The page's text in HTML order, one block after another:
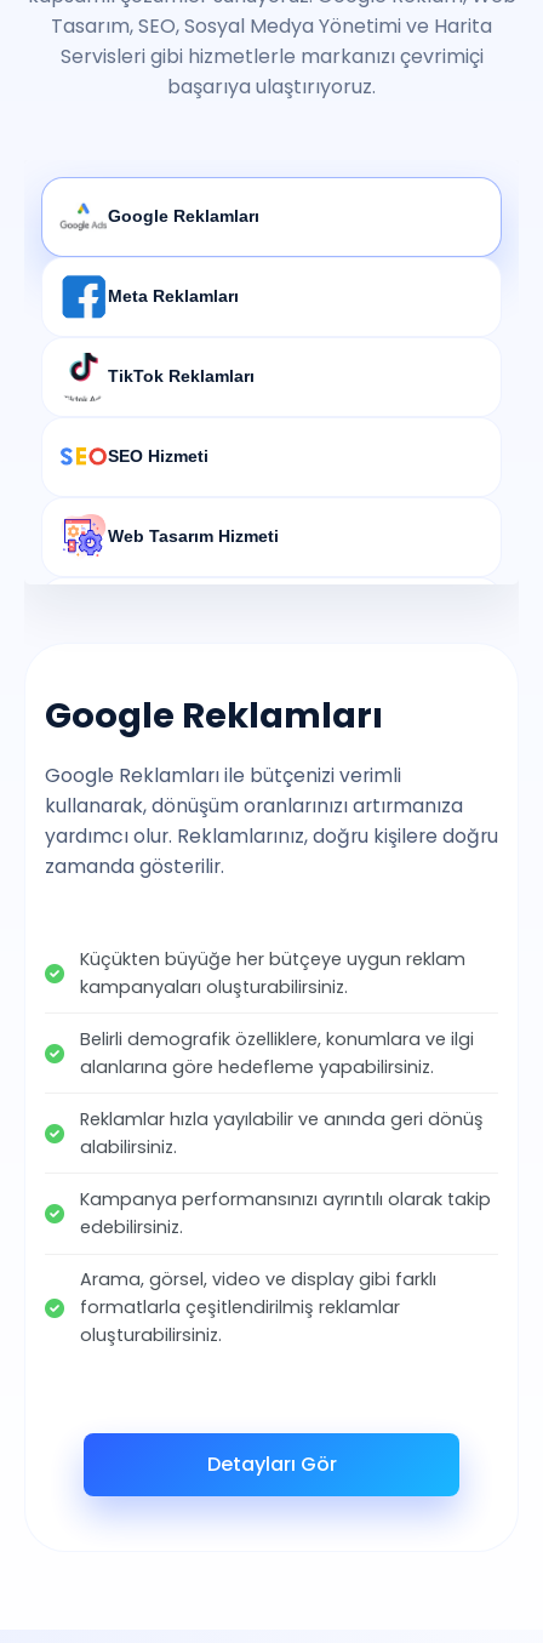
Tasarım, SEO, Sosyal Medya Yönetimi ve Harita
Servisleri gibi hizmetlerle markanızı çevrimiçi
başarıya ulaştırıyoruz.
Google Reklamları
Meta Reklamları
TikTok Reklamları
SEO Hizmeti
Web Tasarım Hizmeti
Facebook Harita Kayıt
Instagram Harita Kayıt
Google Reklamları
Google Reklamları ile bütçenizi verimli
kullanarak, dönüşüm oranlarınızı artırmanıza
yardımcı olur. Reklamlarınız, doğru kişilere doğru
zamanda gösterilir.
Küçükten büyüğe her bütçeye uygun reklam
kampanyaları oluşturabilirsiniz.
Belirli demografik özelliklere, konumlara ve ilgi
alanlarına göre hedefleme yapabilirsiniz.
Reklamlar hızla yayılabilir ve anında geri dönüş
alabilirsiniz.
Kampanya performansınızı ayrıntılı olarak takip
edebilirsiniz.
Arama, görsel, video ve display gibi farklı
formatlarla çeşitlendirilmiş reklamlar
oluşturabilirsiniz.
Detayları Gör